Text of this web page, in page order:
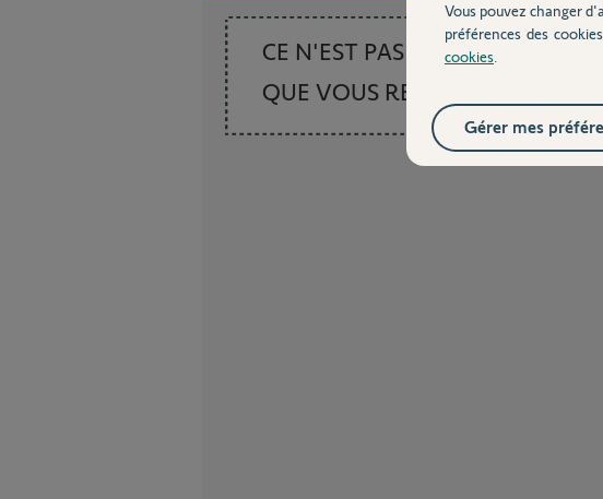
CE N'EST PAS CE
QUE VOUS RECHERCHEZ
Vous pouvez changer
préférences des
cookies
Gérer mes